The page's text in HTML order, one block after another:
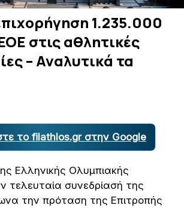
1.235.000
στις αθλητικές
– Αναλυτικά τα
το filathlos.gr στην Google
Ελληνικής Ολυμπιακής
τελευταία συνεδρίασή της
την πρόταση της Επιτροπής